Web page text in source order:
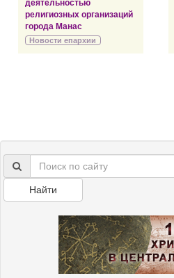
деятельностью
религиозных организаций
города Манас
Новости епархии
Найти